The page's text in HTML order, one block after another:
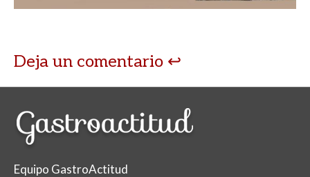
Deja un comentario
Equipo GastroActitud